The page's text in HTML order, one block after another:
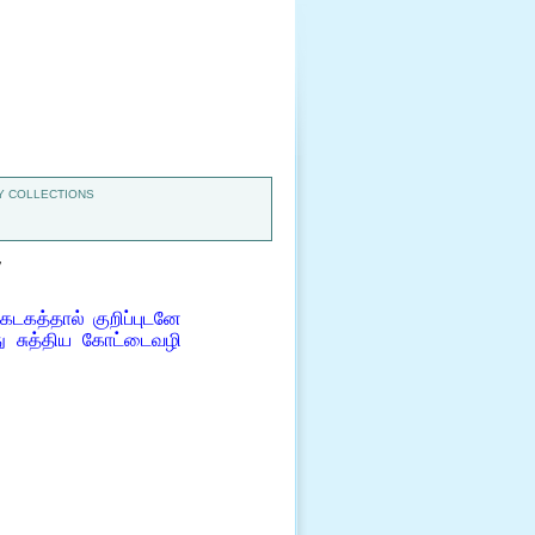
COLLECTIONS
குறிப்புடனே
சுத்திய கோட்டைவழி